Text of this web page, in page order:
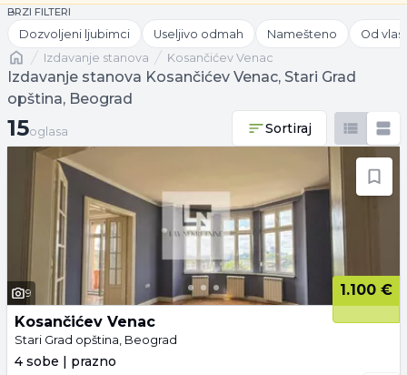
BRZI FILTERI
Dozvoljeni ljubimci Useljivo odmah Namešteno Od
Naslovnaizdavanje stanova Kosančićev Venac
Izdavanje stanova Kosančićev Venac, Stari Grad
opština, Beograd
15 oglasa
15oglasa Sortiraj
9
1.100 €
Kosančićev Venac
Stari Grad opština, Beograd
4 sobe | prazno